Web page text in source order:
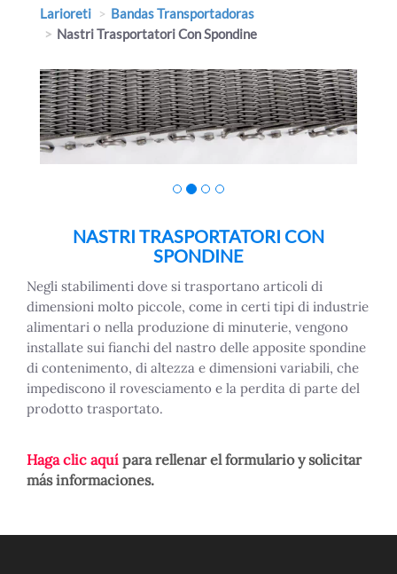
Larioreti
Bandas Transportadoras
Nastri Trasportatori Con Spondine
NASTRI TRASPORTATORI CON
SPONDINE
Negli stabilimenti dove si trasportano articoli di
dimensioni molto piccole, come in certi tipi di industrie
alimentari o nella produzione di minuterie, vengono
installate sui fianchi del nastro delle apposite spondine
di contenimento, di altezza e dimensioni variabili, che
impediscono il rovesciamento e la perdita di parte del
prodotto trasportato.
Haga clic aquí para rellenar el formulario y solicitar
más informaciones.